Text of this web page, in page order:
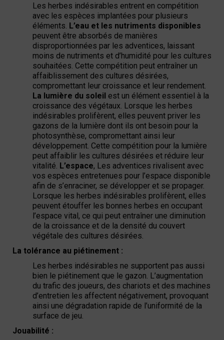
Les herbes indésirables entrent en compétition
avec les espèces implantées pour plusieurs
éléments. L’eau et les nutriments disponibles
peuvent être absorbés de manières
disproportionnées par les adventices, laissant
moins de nutriments et d’humidité pour les cultures
souhaitées. Cette compétition peut entraîner un
affaiblissement des cultures désirées,
compromettant leur croissance et leur rendement.
La lumière du soleil est un élément essentiel à la
croissance des végétaux. Lorsque les herbes
indésirables prolifèrent, elles peuvent priver les
gazons de la lumière dont ils ont besoin pour la
photosynthèse, compromettant ainsi leur
développement. Cette compétition pour la lumière
peut affaiblir les cultures désirées et réduire leur
vitalité. L’espace, Les adventices rivalisent avec
vos espèces entretenues pour l’espace disponible
afin de s’enraciner, se développer et se propager.
Lorsque les herbes indésirables prolifèrent, elles
peuvent étouffer les bonnes herbes en occupant
l’espace vital, ce qui peut entraîner une diminution
de la croissance et de la densité du couvert
végétale des cultures désirées.
La tolérance au piétinement :
Les herbes indésirables ne supportent pas aussi
bien le piétinement que le gazon. L’augmentation
du trafic des joueurs, des chariots et des machines
d’entretien les affectent négativement, provoquant
ainsi une dégradation rapide de l’uniformité de la
surface de jeu.
Jouabilité :